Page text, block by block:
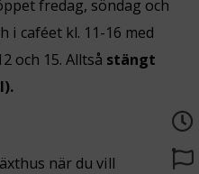
fredag, söndag och
i caféet kl. 11-16 med
och 15. Alltså stängt
när du vill